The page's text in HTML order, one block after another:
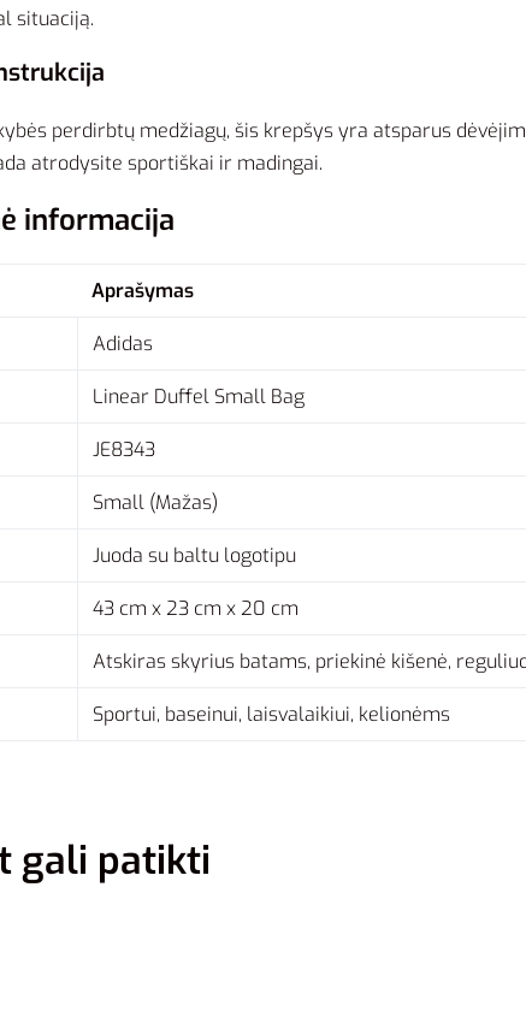
situaciją.
perdirbtų medžiagų, šis krepšys yra atsparus
atrodysite sportiškai ir madingai.
informacija
Aprašymas
Adidas
Linear Duffel Small Bag
JE8343
Small (Mažas)
Juoda su baltu logotipu
43 cm x 23 cm x 20 cm
Atskiras skyrius batams, priekinė kišenė,
Sportui, baseinui, laisvalaikiui, kelionėms
gali patikti